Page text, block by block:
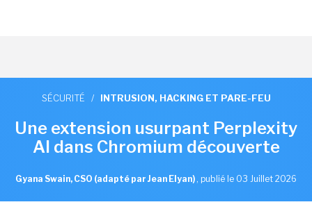
SÉCURITÉ / INTRUSION, HACKING ET PARE-FEU
Une extension usurpant Perplexity
AI dans Chromium découverte
Gyana Swain, CSO (adapté par Jean Elyan) , publié le 03 Juillet 2026